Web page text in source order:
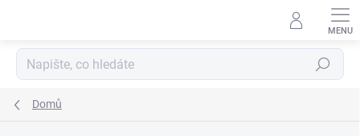
Hledat
Domů